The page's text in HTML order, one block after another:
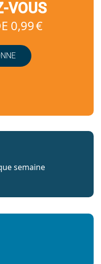
VOUS
0,99 €
semaine